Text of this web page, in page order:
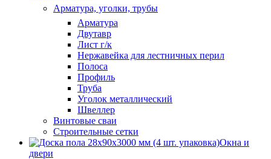
Арматура, уголки, трубы
Арматура
Двутавр
Лист г/к
Нержавейка для лестничных перил
Полоса
Профиль
Труба
Уголок металлический
Швеллер
Винтовые сваи
Строительные сетки
Окна и
двери